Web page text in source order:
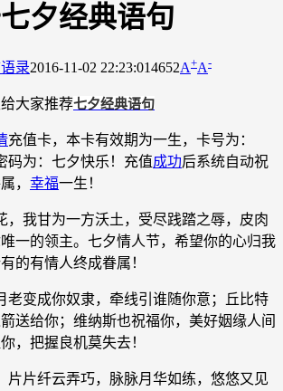
夕经典语句
录2016-11-02 22:23:014652A+A-
大家推荐七夕经典语句
充值卡，本卡有效期为一生，卡号为：
码为：七夕快乐！充值成功后系统自动祝
， 幸福一生！
，我甘为一方沃土，受尽践踏之辱，皮肉
一的领主。七夕情人节，希望你的心归我
的有情人终成眷属！
老变成你奴隶，牵线引谁随你意；丘比特
送给你；维纳斯也祝福你，美好姻缘人间
，把握良机莫失去！
片片纤云弄巧，脉脉月华如练，悠悠又见